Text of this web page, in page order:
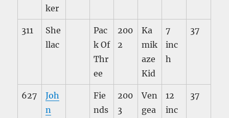
ker
311
She
llac
Pac
k Of
Thr
ee
200
2
Ka
mik
aze
Kid
7
inc
h
37
627
Joh
n
Fie
nds
200
3
Ven
gea
12
inc
37